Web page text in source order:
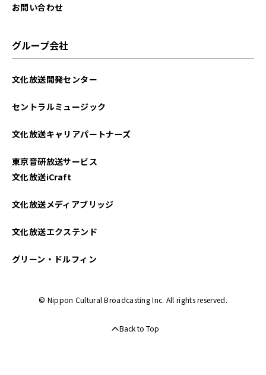
2023年06月
お問い合わせ
グループ会社
文化放送開発センター
セントラルミュージック
文化放送キャリアパートナーズ
東京音研放送サービス
文化放送iCraft
文化放送メディアブリッジ
文化放送エクステンド
グリーン・ドルフィン
© Nippon Cultural Broadcasting Inc. All rights reserved.
Back to Top